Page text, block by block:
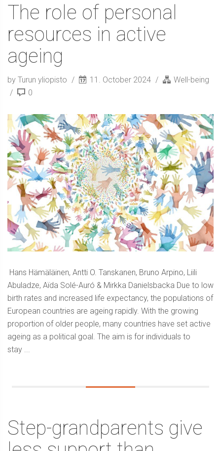
The role of personal
resources in active
ageing
by Turun yliopisto 11. October 2024
Well-being
0
Hans Hämäläinen, Antti O. Tanskanen, Bruno Arpino, Liili
Abuladze, Aïda Solé-Auró & Mirkka Danielsbacka Due to low
birth rates and increased life expectancy, the populations of
European countries are ageing rapidly. With the growing
proportion of older people, many countries have set active
ageing as a political goal. The aim is for individuals to
stay ...
Step-grandparents give